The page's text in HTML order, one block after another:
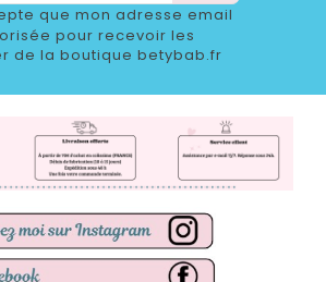
que mon adresse email
pour recevoir les
de la boutique betybab.fr